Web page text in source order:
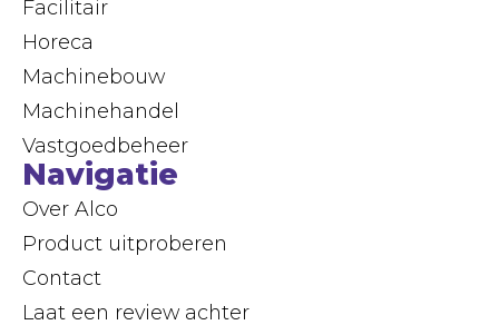
Facilitair
Horeca
Machinebouw
Machinehandel
Vastgoedbeheer
Navigatie
Over Alco
Product uitproberen
Contact
Laat een review achter